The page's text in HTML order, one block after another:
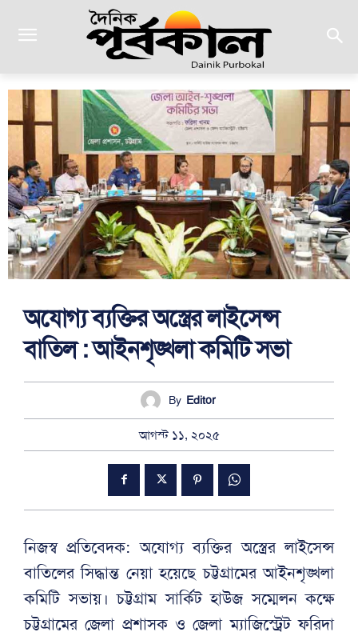
অযোগ্য ব্যক্তির অস্ত্রের লাইসেন্স
বাতিল : আইনশৃঙ্খলা কমিটি সভা
By Editor
আগস্ট ১১, ২০২৫
নিজস্ব প্রতিবেদক: অযোগ্য ব্যক্তির অস্ত্রের লাইসেন্স
বাতিলের সিদ্ধান্ত নেয়া হয়েছে চট্টগ্রামের আইনশৃঙ্খলা
কমিটি সভায়। চট্টগ্রাম সার্কিট হাউজ সম্মেলন কক্ষে
চট্টগ্রামের জেলা প্রশাসক ও জেলা ম্যাজিস্ট্রেট ফরিদা